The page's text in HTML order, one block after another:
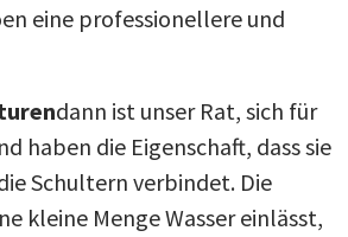
eine professionellere und
dann ist unser Rat, sich für
haben die Eigenschaft, dass sie
Schultern verbindet. Die
kleine Menge Wasser einlässt,